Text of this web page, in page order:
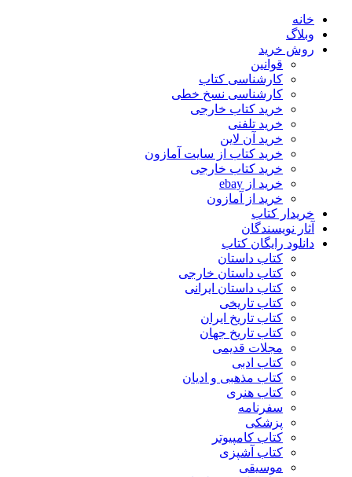
خانه
وبلاگ
روش خرید
قوانین
کارشناسی کتاب
کارشناسی نسخ خطی
خرید کتاب خارجی
خرید تلفنی
خرید آن لاین
خرید کتاب از سایت آمازون
خرید کتاب خارجی
خرید از ebay
خرید از آمازون
خریدار کتاب
آثار نویسندگان
دانلود رایگان کتاب
کتاب داستان
کتاب داستان خارجی
کتاب داستان ایرانی
کتاب تاریخی
کتاب تاریخ ایران
کتاب تاریخ جهان
مجلات قدیمی
کتاب ادبی
کتاب مذهبی و ادیان
کتاب هنری
سفرنامه
پزشکی
کتاب کامپیوتر
کتاب آشپزی
موسیقی